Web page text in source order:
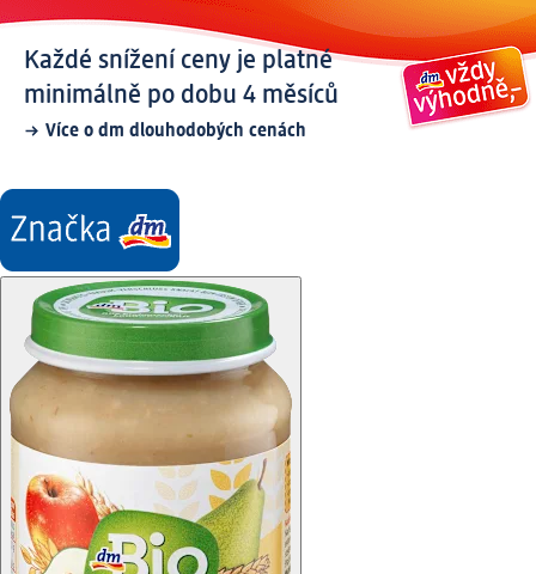
Každé snížení ceny je platné
minimálně po dobu 4 měsíců
Více o dm dlouhodobých cenách